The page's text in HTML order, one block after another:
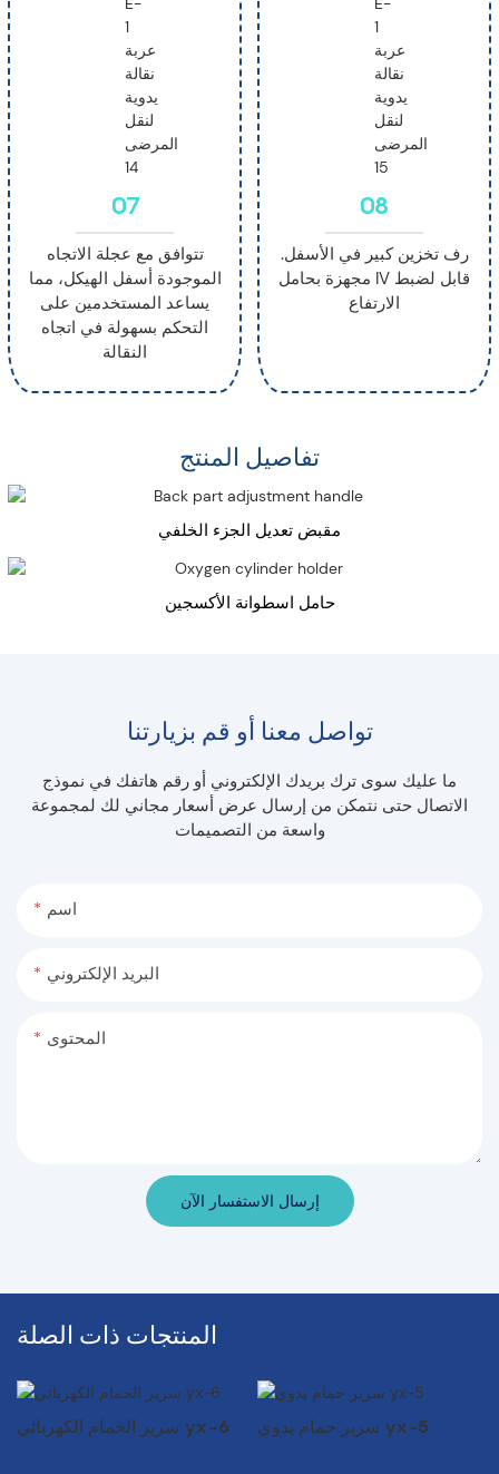
07
تتوافق مع عجلة الاتجاه
الموجودة أسفل الهيكل، مما
يساعد المستخدمين على
التحكم بسهولة في اتجاه
النقالة
08
رف تخزين كبير في الأسفل.
مجهزة بحامل IV قابل لضبط
الارتفاع
تفاصيل المنتج
مقبض تعديل الجزء الخلفي
حامل اسطوانة الأكسجين
تواصل معنا أو قم بزيارتنا
ما عليك سوى ترك بريدك الإلكتروني أو رقم هاتفك في نموذج
الاتصال حتى نتمكن من إرسال عرض أسعار مجاني لك لمجموعة
واسعة من التصميمات
اسم
البريد الإلكتروني
المحتوى
إرسال الاستفسار الآن
المنتجات ذات الصلة
سرير الحمام الكهربائي yx-6 سرير حمام يدوي yx-5